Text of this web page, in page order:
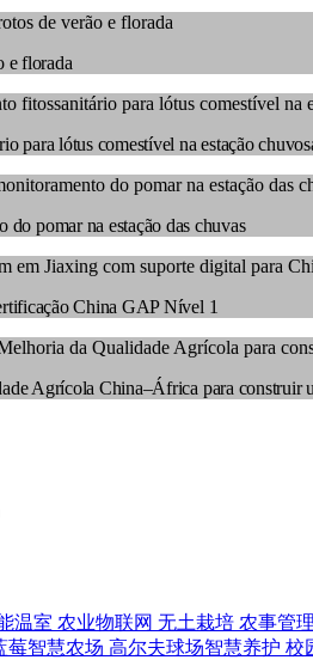
e florada
para lótus comestível na estação
do pomar na estação das chuvas
China GAP Nível 1
Agrícola China–África para construir
温室 农业物联网 无土栽培 农事管
莓智慧农场 高尔夫球场智慧养护 校